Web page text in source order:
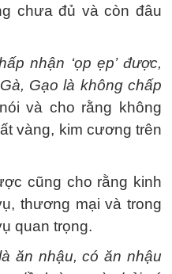
chưa đủ và còn đâu
nhận ‘ọp ẹp’ được,
Gạo là không chấp
và cho rằng không
vàng, kim cương trên
cũng cho rằng kinh
thương mại và trong
quan trọng.
ăn nhậu, có ăn nhậu